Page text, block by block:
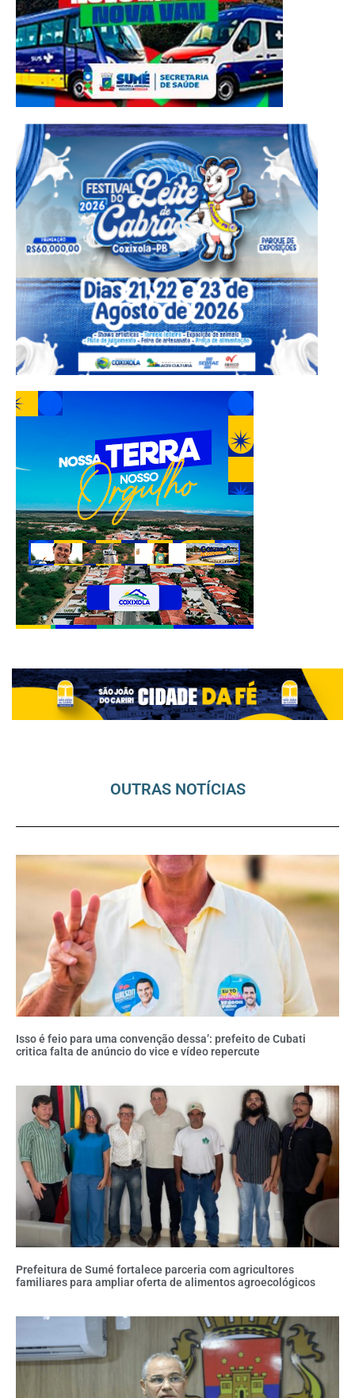
OUTRAS NOTÍCIAS
Isso é feio para uma convenção dessa’: prefeito de Cubati
critica falta de anúncio do vice e vídeo repercute
Prefeitura de Sumé fortalece parceria com agricultores
familiares para ampliar oferta de alimentos agroecológicos